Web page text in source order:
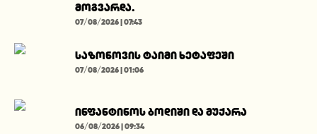
მოგვარდა.
07/08/2026 | 07:43
საზონოვის ტაიმი ხეტაფეში
07/08/2026 | 01:06
ინფანტინოს ბოდიში და მუქარა
06/08/2026 | 09:34